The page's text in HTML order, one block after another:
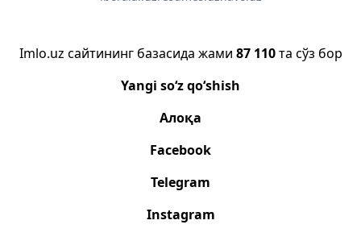
Imlo.uz сайтининг базасида жами 87 110та сўз бор
Yangi so‘z qo‘shish
Алоқа
Facebook
Telegram
Instagram